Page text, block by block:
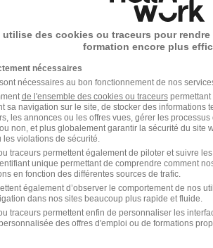
SAS
quotidien du chantier
du matériel
le démontage et le repli du matériel
de la fin d'exécution des travaux et lui
utilise des cookies ou traceurs pour rendre
formation encore plus
nécessaires
nécessaires au bon fonctionnement de nos
de l'ensemble des cookies ou traceurspermettant
sa navigation sur le site, de stocker des informations
les annonces ou les offres vues, gérer les
non, et plus globalement garantir la sécurité du site
violations de sécurité.
traceurs permettent également de piloter et suivre
unique permettant de comprendre comment
en fonction des différentes sources de trafic.
également d’observer le comportement de nos
dans nos sites beaucoup plus rapide et fluide.
traceurs permettent enfin de personnaliser les
des offres d'emploi ou de formations